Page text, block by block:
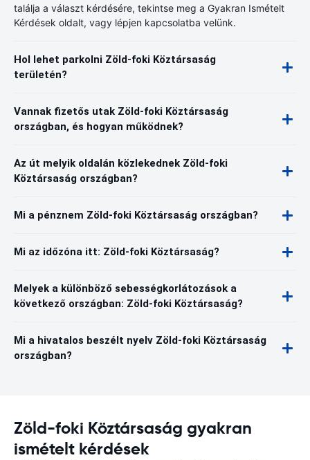
találja a választ kérdésére, tekintse meg a Gyakran Ismételt
Kérdések oldalt, vagy lépjen kapcsolatba velünk.
Hol lehet parkolni Zöld-foki Köztársaság
területén?
Vannak fizetős utak Zöld-foki Köztársaság
országban, és hogyan működnek?
Az út melyik oldalán közlekednek Zöld-foki
Köztársaság országban?
Mi a pénznem Zöld-foki Köztársaság országban?
Mi az időzóna itt: Zöld-foki Köztársaság?
Melyek a különböző sebességkorlátozások a
következő országban: Zöld-foki Köztársaság?
Mi a hivatalos beszélt nyelv Zöld-foki Köztársaság
országban?
Zöld-foki Köztársaság gyakran
ismételt kérdések